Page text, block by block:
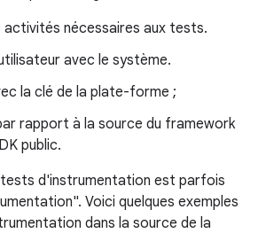
activités nécessaires aux tests.
avec le système.
la clé de la plate-forme ;
rapport à la source du framework
public.
d'instrumentation est parfois
Voici quelques exemples
dans la source de la